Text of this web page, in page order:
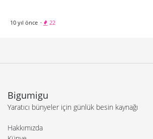
10 yıl önce · 22
Bigumigu
Yaratıcı bünyeler için günlük besin kaynağı
Hakkımızda